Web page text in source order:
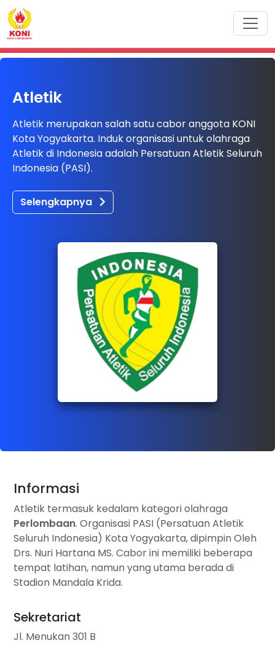
Atletik
Atletik merupakan salah satu cabor anggota KONI
Kota Yogyakarta. Induk organisasi untuk olahraga
Atletik di Indonesia adalah Persatuan Atletik Seluruh
Indonesia (PASI).
Selengkapnya
Informasi
Atletik termasuk kedalam kategori olahraga
Perlombaan. Organisasi PASI (Persatuan Atletik
Seluruh Indonesia) Kota Yogyakarta, dipimpin Oleh
Drs. Nuri Hartana MS. Cabor ini memiliki beberapa
tempat latihan, namun yang utama berada di
Stadion Mandala Krida.
Sekretariat
Jl. Menukan 301 B